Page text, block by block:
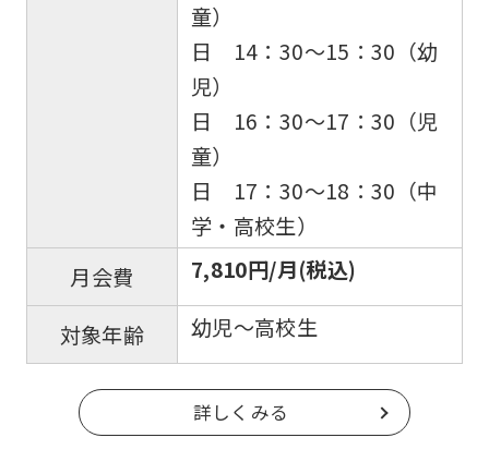
童）
日 14：30～15：30（幼
児）
日 16：30～17：30（児
童）
日 17：30～18：30（中
学・高校生）
月会費
7,810円/月(税込)
対象年齢 幼児～高校生
詳しくみる
website
automatically
into
English.
Click
the
link
(start
automatic